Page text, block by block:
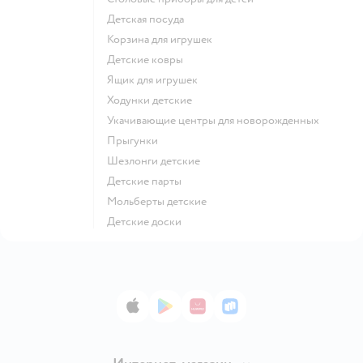
Детская посуда
Корзина для игрушек
Детские ковры
Ящик для игрушек
Ходунки детские
Укачивающие центры для новорожденных
Прыгунки
Шезлонги детские
Детские парты
Мольберты детские
Детские доски
App StoreGoogle Play
AppGallery
RuStore